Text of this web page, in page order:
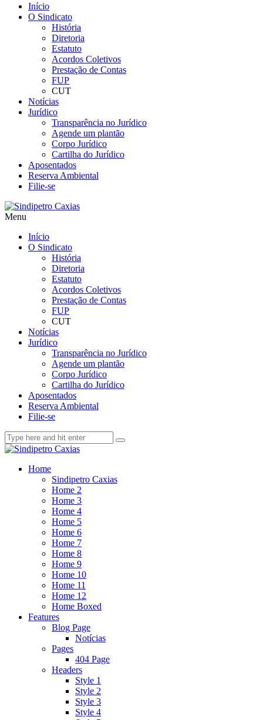
Início
O Sindicato
História
Diretoria
Estatuto
Acordos Coletivos
Prestação de Contas
FUP
CUT
Notícias
Jurídico
Transparência no Jurídico
Agende um plantão
Corpo Jurídico
Cartilha do Jurídico
Aposentados
Reserva Ambiental
Filie-se
Menu
Início
O Sindicato
História
Diretoria
Estatuto
Acordos Coletivos
Prestação de Contas
FUP
CUT
Notícias
Jurídico
Transparência no Jurídico
Agende um plantão
Corpo Jurídico
Cartilha do Jurídico
Aposentados
Reserva Ambiental
Filie-se
Home
Sindipetro Caxias
Home 2
Home 3
Home 4
Home 5
Home 6
Home 7
Home 8
Home 9
Home 10
Home 11
Home 12
Home Boxed
Features
Blog Page
Notícias
Pages
404 Page
Headers
Style 1
Style 2
Style 3
Style 4